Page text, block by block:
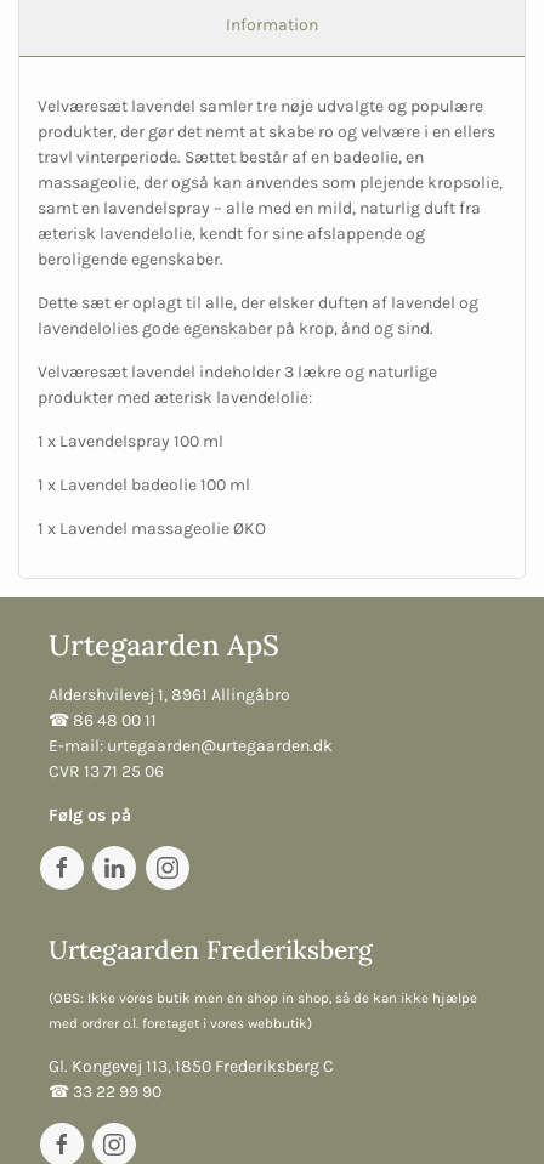
Information
Velværesæt lavendel samler tre nøje udvalgte og populære
produkter, der gør det nemt at skabe ro og velvære i en ellers
travl vinterperiode. Sættet består af en badeolie, en
massageolie, der også kan anvendes som plejende kropsolie,
samt en lavendelspray – alle med en mild, naturlig duft fra
æterisk lavendelolie, kendt for sine afslappende og
beroligende egenskaber.
Dette sæt er oplagt til alle, der elsker duften af lavendel og
lavendelolies gode egenskaber på krop, ånd og sind.
Velværesæt lavendel indeholder 3 lækre og naturlige
produkter med æterisk lavendelolie:
1 x Lavendelspray 100 ml
1 x Lavendel badeolie 100 ml
1 x Lavendel massageolie ØKO
Urtegaarden ApS
Aldershvilevej 1, 8961 Allingåbro
☎︎ 86 48 00 11
E-mail: urtegaarden@urtegaarden.dk
CVR 13 71 25 06
Følg os på
Urtegaarden Frederiksberg
(OBS: Ikke vores butik men en shop in shop, så de kan ikke hjælpe
med ordrer o.l. foretaget i vores webbutik)
Gl. Kongevej 113, 1850 Frederiksberg C
☎︎ 33 22 99 90